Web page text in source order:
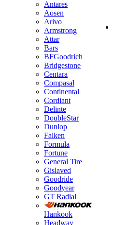
Antares
Aosen
Arivo
Armstrong
Attar
Bars
BFGoodrich
Bridgestone
Centara
Compasal
Continental
Cordiant
Delinte
DoubleStar
Dunlop
Falken
Formula
Fortune
General Tire
Gislaved
Goodride
Goodyear
GT Radial
Hankook
Headway